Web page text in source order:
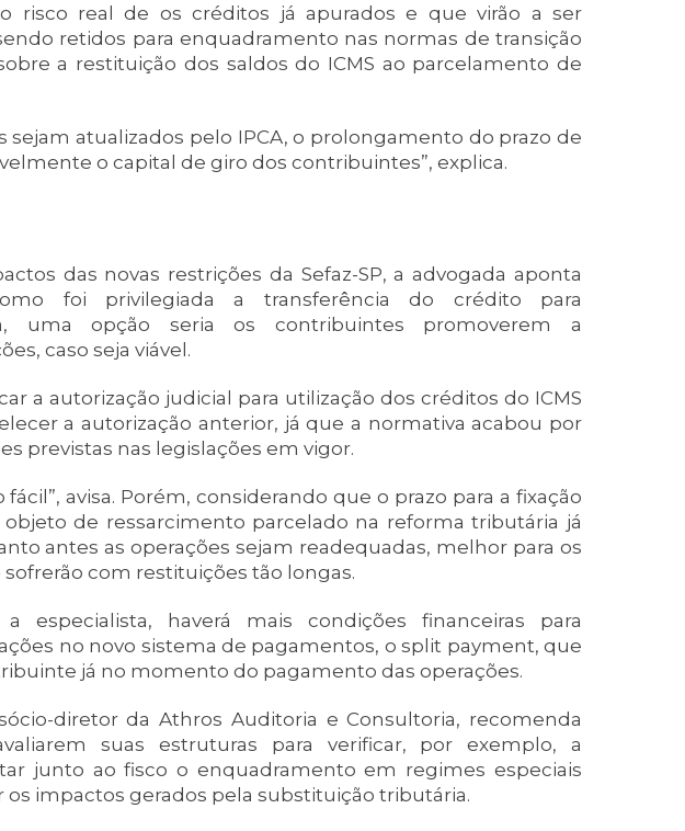
risco real de os créditos já apurados e que virão a ser
retidos para enquadramento nas normas de transição
a restituição dos saldos do ICMS ao parcelamento de
sejam atualizados pelo IPCA, o prolongamento do prazo de
o capital de giro dos contribuintes”, explica.
das novas restrições da Sefaz-SP, a advogada aponta
foi privilegiada a transferência do crédito para
uma opção seria os contribuintes promoverem a
caso seja viável.
a autorização judicial para utilização dos créditos do ICMS
a autorização anterior, já que a normativa acabou por
previstas nas legislações em vigor.
avisa. Porém, considerando que o prazo para a fixação
objeto de ressarcimento parcelado na reforma tributária já
antes as operações sejam readequadas, melhor para os
com restituições tão longas.
especialista, haverá mais condições financeiras para
no novo sistema de pagamentos, o split payment, que
já no momento do pagamento das operações.
diretor da Athros Auditoria e Consultoria, recomenda
suas estruturas para verificar, por exemplo, a
junto ao fisco o enquadramento em regimes especiais
impactos gerados pela substituição tributária.